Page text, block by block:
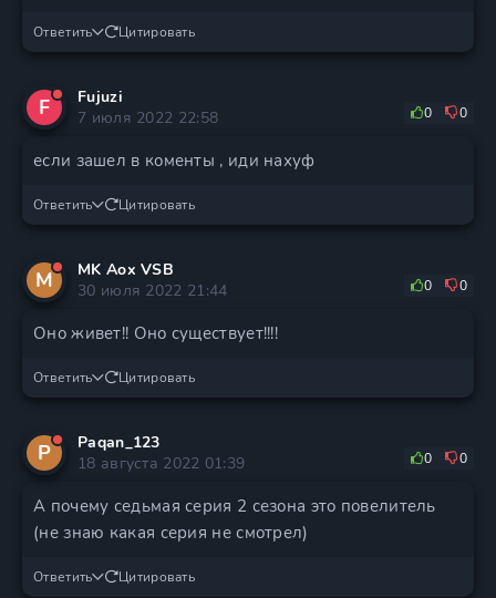
Ответить Цитировать
F
Fujuzi
7 июля 2022 22:58
0 0
если зашел в коменты , иди нахуф
Ответить Цитировать
M
MK Aox VSB
30 июля 2022 21:44
0 0
Оно живет!! Оно существует!!!!
Ответить Цитировать
P
Paqan_123
18 августа 2022 01:39
0 0
А почему седьмая серия 2 сезона это повелитель
(не знаю какая серия не смотрел)
Ответить Цитировать